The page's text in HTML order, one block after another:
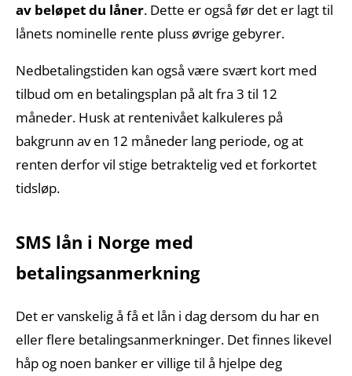
av beløpet du låner. Dette er også før det er lagt til
lånets nominelle rente pluss øvrige gebyrer.
Nedbetalingstiden kan også være svært kort med
tilbud om en betalingsplan på alt fra 3 til 12
måneder. Husk at rentenivået kalkuleres på
bakgrunn av en 12 måneder lang periode, og at
renten derfor vil stige betraktelig ved et forkortet
tidsløp.
SMS lån i Norge med
betalingsanmerkning
Det er vanskelig å få et lån i dag dersom du har en
eller flere betalingsanmerkninger. Det finnes likevel
håp og noen banker er villige til å hjelpe deg